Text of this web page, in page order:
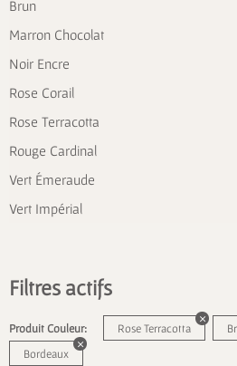
Brun
Marron Chocolat
Noir Encre
Rose Corail
Rose Terracotta
Rouge Cardinal
Vert Émeraude
Vert Impérial
Filtres actifs
Produit Couleur: Rose Terracotta
Bordeaux